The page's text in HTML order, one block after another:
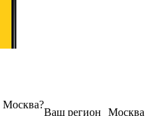
Москва
Ваш регион
Москва?